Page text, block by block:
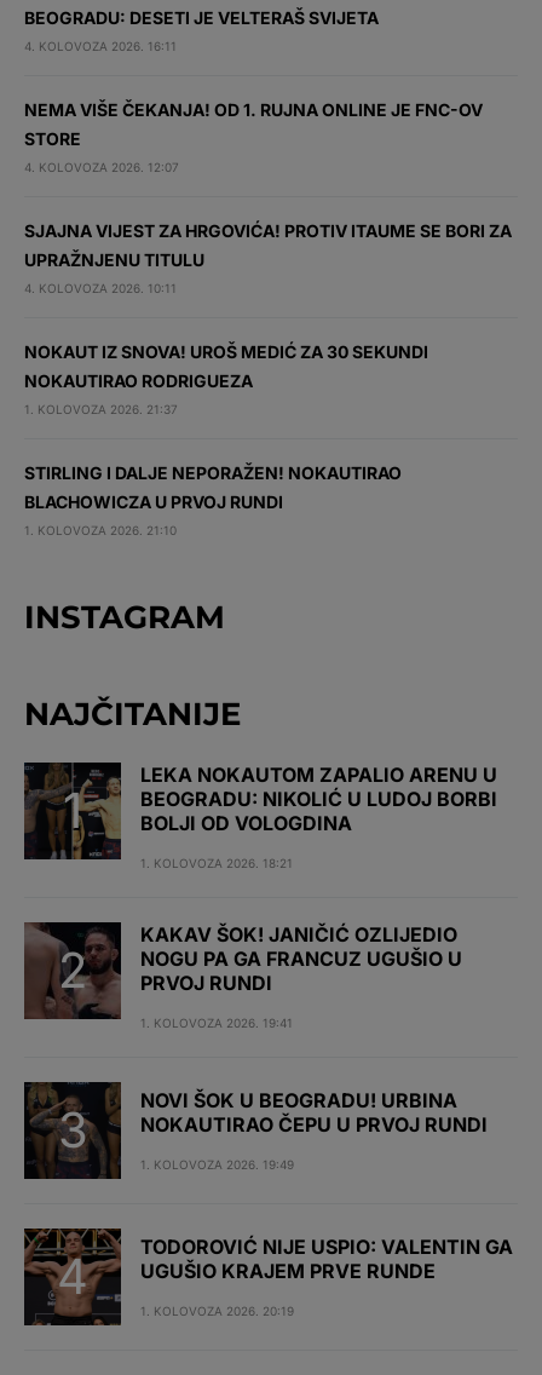
BEOGRADU: DESETI JE VELTERAŠ SVIJETA
4. KOLOVOZA 2026. 16:11
NEMA VIŠE ČEKANJA! OD 1. RUJNA ONLINE JE FNC-OV
STORE
4. KOLOVOZA 2026. 12:07
SJAJNA VIJEST ZA HRGOVIĆA! PROTIV ITAUME SE BORI ZA
UPRAŽNJENU TITULU
4. KOLOVOZA 2026. 10:11
NOKAUT IZ SNOVA! UROŠ MEDIĆ ZA 30 SEKUNDI
NOKAUTIRAO RODRIGUEZA
1. KOLOVOZA 2026. 21:37
STIRLING I DALJE NEPORAŽEN! NOKAUTIRAO
BLACHOWICZA U PRVOJ RUNDI
1. KOLOVOZA 2026. 21:10
INSTAGRAM
NAJČITANIJE
LEKA NOKAUTOM ZAPALIO ARENU U
BEOGRADU: NIKOLIĆ U LUDOJ BORBI
BOLJI OD VOLOGDINA
1. KOLOVOZA 2026. 18:21
KAKAV ŠOK! JANIČIĆ OZLIJEDIO
NOGU PA GA FRANCUZ UGUŠIO U
PRVOJ RUNDI
1. KOLOVOZA 2026. 19:41
NOVI ŠOK U BEOGRADU! URBINA
NOKAUTIRAO ČEPU U PRVOJ RUNDI
1. KOLOVOZA 2026. 19:49
TODOROVIĆ NIJE USPIO: VALENTIN GA
UGUŠIO KRAJEM PRVE RUNDE
1. KOLOVOZA 2026. 20:19